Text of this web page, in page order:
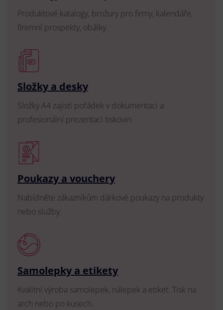
Produktové katalogy, brožury pro firmy, kalendáře,
firemní prospekty, obálky.
Složky a desky
Složky A4 zajistí pořádek v dokumentaci a
profesionální prezentaci tiskovin.
Poukazy a vouchery
Nabídněte zákazníkům dárkové poukazy na produkty
nebo služby.
Samolepky a etikety
Kvalitní výroba samolepek, nálepek a etiket. Tisk na
arch nebo po kusech.